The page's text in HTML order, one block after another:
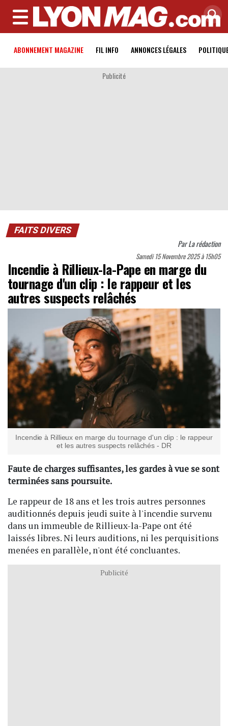
MENU
ABONNEMENT MAGAZINE FIL INFO ANNONCES LÉGALES
Publicité
FAITS DIVERS
ParLa rédaction
Samedi 15 Novembre 2025 à 15h05
Incendie à Rillieux-la-Pape en marge du
tournage d'un clip : le rappeur et les
autres suspects relâchés
Incendie à Rillieux en marge du tournage d'un clip : le rappeur
et les autres suspects relâchés - DR
Faute de charges suffisantes, les gardes à vue se sont
terminées sans poursuite.
Le rappeur de 18 ans et les trois autres personnes
auditionnés depuis jeudi suite à l'incendie survenu
dans un immeuble de Rillieux-la-Pape ont été
laissés libres. Ni leurs auditions, ni les perquisitions
menées en parallèle, n'ont été concluantes.
Publicité